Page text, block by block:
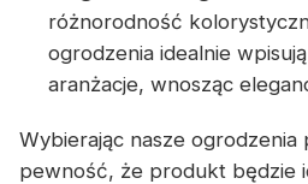
różnorodność
ogrodzenia idealnie
aranżacje, wnosząc
Wybierając nasze ogrodzenia
pewność, że produkt będzie